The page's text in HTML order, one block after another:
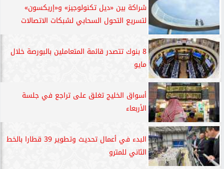
شراكة بين «ديل تكنولوجيز» و«إريكسون»
لتسريع التحول السحابي لشبكات الاتصالات
8 بنوك تتصدر قائمة المتعاملين بالبورصة خلال
مايو
أسواق الخليج تغلق على تراجع في جلسة
الأربعاء
البدء في أعمال تحديث وتطوير 39 قطارا بالخط
الثاني للمترو